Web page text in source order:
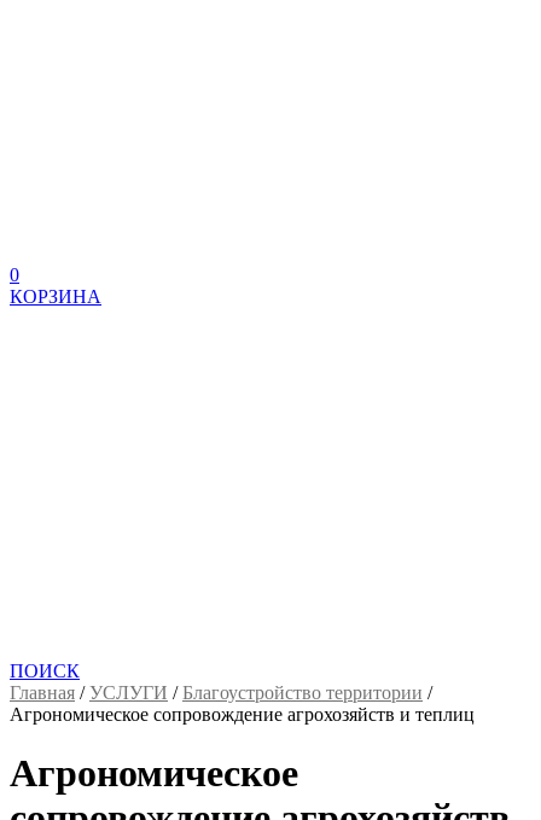
0
КОРЗИНА
ПОИСК
Главная /УСЛУГИ /Благоустройство территории /
Агрономическое сопровождение агрохозяйств и теплиц
Агрономическое